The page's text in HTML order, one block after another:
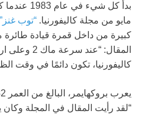
بدأ كل شيء
مايو من مجلة كاليفورنيا. “توب
كاليفورنيا، تكون دائمًا في وقت
“لقد رأيت المقال في المجلة